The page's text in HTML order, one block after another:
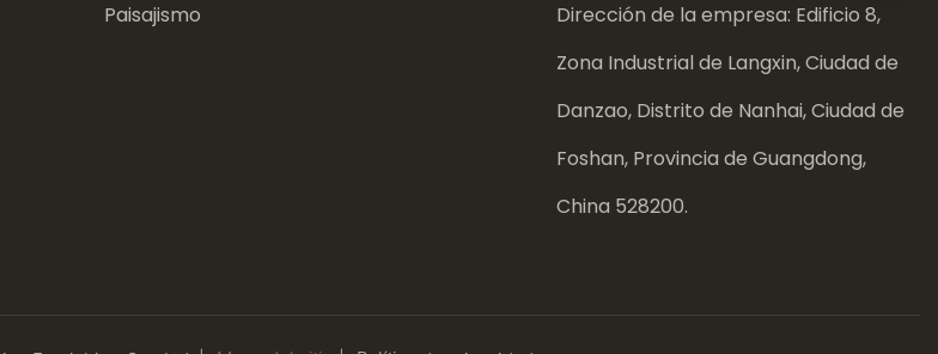
Paisajismo
Dirección de la empresa: Edificio 8,
Zona Industrial de Langxin, Ciudad de
Danzao, Distrito de Nanhai, Ciudad de
Foshan, Provincia de Guangdong,
China 528200.